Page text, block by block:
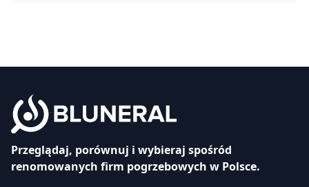
Przeglądaj, porównuj i wybieraj spośród
renomowanych firm pogrzebowych w Polsce.